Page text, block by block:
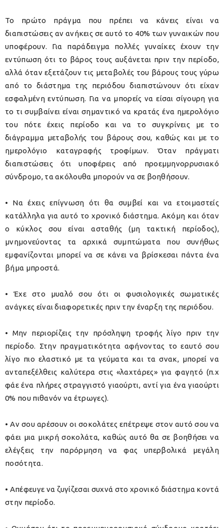
Το πρώτο πράγμα που πρέπει να κάνεις είναι να
διαπιστώσεις αν ανήκεις σε αυτό το 40% των γυναικών που
υποφέρουν. Για παράδειγμα πολλές γυναίκες έχουν την
εντύπωση ότι το βάρος τους αυξάνεται πριν την περίοδο,
αλλά όταν εξετάζουν τις μεταβολές του βάρους τους γύρω
από το διάστημα της περιόδου διαπιστώνουν ότι είχαν
εσφαλμένη εντύπωση. Για να μπορείς να είσαι σίγουρη για
το τι συμβαίνει είναι σημαντικό να κρατάς ένα ημερολόγιο
του πότε έχεις περίοδο και να το συγκρίνεις με το
διάγραμμα μεταβολής του βάρους σου, καθώς και με το
ημερολόγιο καταγραφής τροφίμων. Όταν πράγματι
διαπιστώσεις ότι υποφέρεις από προεμμηνορρυσιακό
σύνδρομο, τα ακόλουθα μπορούν να σε βοηθήσουν.
• Να έχεις επίγνωση ότι θα συμβεί και να ετοιμαστείς
κατάλληλα για αυτό το χρονικό διάστημα. Ακόμη και όταν
ο κύκλος σου είναι ασταθής (μη τακτική περίοδος),
μνημονεύοντας τα αρχικά συμπτώματα που συνήθως
εμφανίζονται μπορεί να σε κάνει να βρίσκεσαι πάντα ένα
βήμα μπροστά.
• Έχε στο μυαλό σου ότι οι φυσιολογικές σωματικές
ανάγκες είναι διαφορετικές πριν την έναρξη της περιόδου.
• Μην περιορίζεις την πρόσληψη τροφής λίγο πριν την
περίοδο. Στην πραγματικότητα αφήνοντας το εαυτό σου
λίγο πιο ελαστικό με τα γεύματα και τα σνακ, μπορεί να
ανταπεξέλθεις καλύτερα στις «λαχτάρες» για φαγητό (π.χ
φάε ένα πλήρες στραγγιστό γιαούρτι, αντί για ένα γιαούρτι
0% που πιθανόν να έτρωγες).
• Αν σου αρέσουν οι σοκολάτες επέτρεψε στον αυτό σου να
φάει μια μικρή σοκολάτα, καθώς αυτό θα σε βοηθήσει να
ελέγξεις την παρόρμηση να φας υπερβολικά μεγάλη
ποσότητα.
• Απέφευγε να ζυγίζεσαι συχνά στο χρονικό διάστημα κοντά
στην περίοδο.